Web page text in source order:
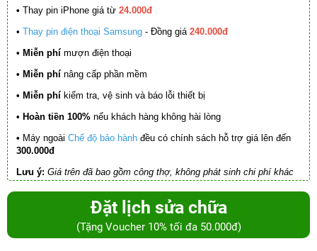
• Thay pin iPhone giá từ 24.000đ
• Thay pin điện thoại Samsung - Đồng giá 240.000đ
• Miễn phí mượn điện thoại
• Miễn phí nâng cấp phần mềm
• Miễn phí kiểm tra, vệ sinh và báo lỗi thiết bị
• Hoàn tiền 100% nếu khách hàng không hài lòng
• Máy ngoài Chế độ bảo hành đều có chính sách hỗ trợ giá lên đến
300.000đ
Lưu ý: Giá trên đã bao gồm công thợ, không phát sinh chi phí khác
Đặt lịch sửa chữa
(Tặng Voucher 10% tối đa 50.000đ)